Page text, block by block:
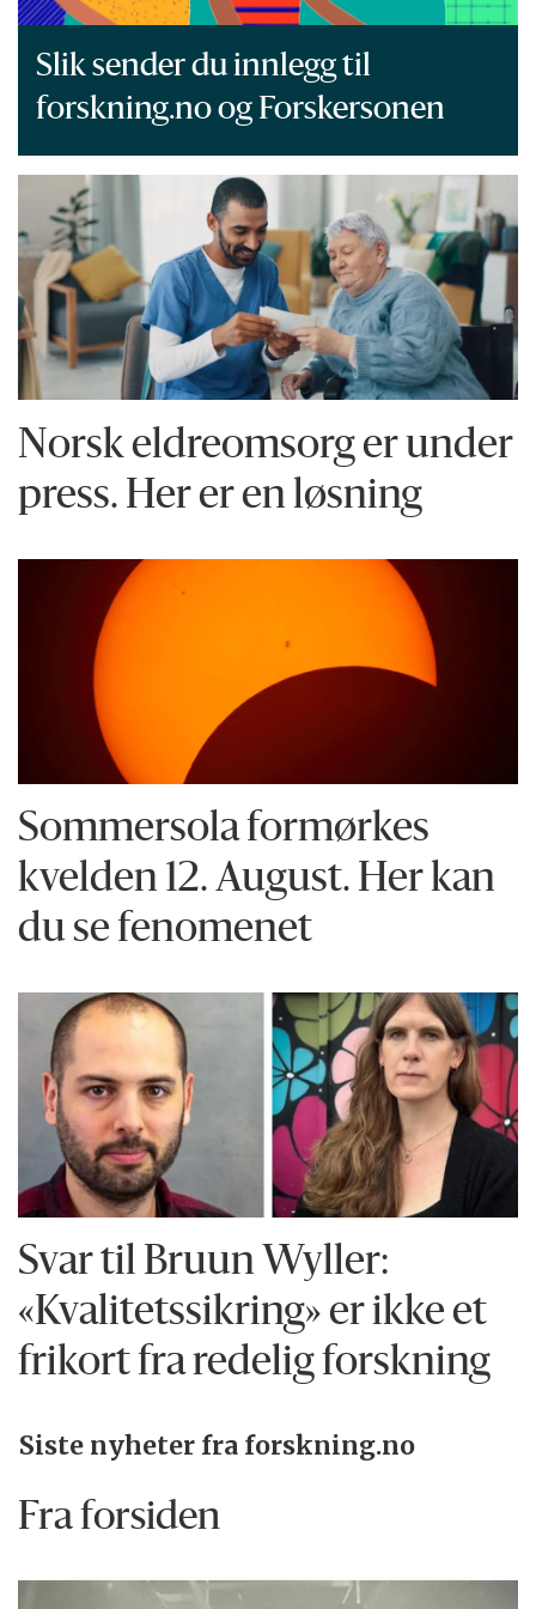
Slik sender du innlegg til
forskning.no og Forskersonen
Norsk eldreomsorg er under
press. Her er en løsning
Sommersola formørkes
kvelden 12. August. Her kan
du se fenomenet
Svar til Bruun Wyller:
«Kvalitetssikring» er ikke et
frikort fra redelig forskning
Siste nyheter fra forskning.no
Fra forsiden